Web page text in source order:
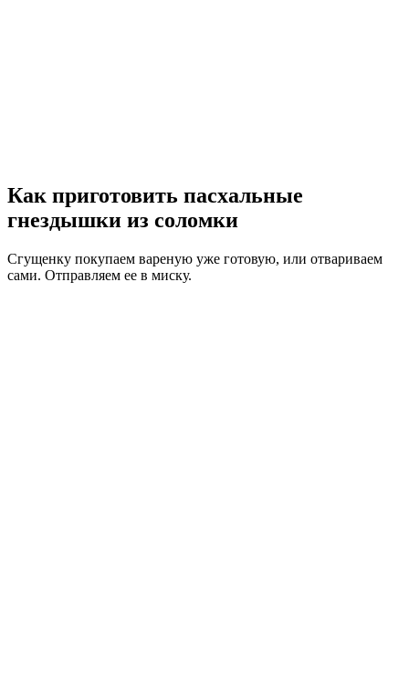
Как приготовить пасхальные
гнездышки из соломки
Сгущенку покупаем вареную уже готовую, или отвариваем
сами. Отправляем ее в миску.